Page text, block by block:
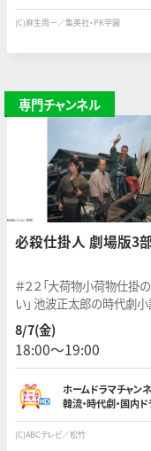
(C)麻生周一／集英社・PK学園
専門チャンネル
必殺仕掛人 劇場版3
＃２２「大荷物小荷物仕掛
い」 池波正太郎の時代劇小
掛人・藤枝梅安」が原作！「必
リーズ記念すべき第1作
47分 全33話
8/7(金)
18:00〜19:00
ホームドラマチャン
韓流・時代劇・国内
(C)ABCテレビ／松竹